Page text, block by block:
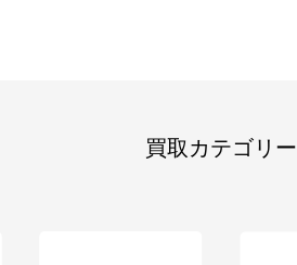
買取カテゴリー